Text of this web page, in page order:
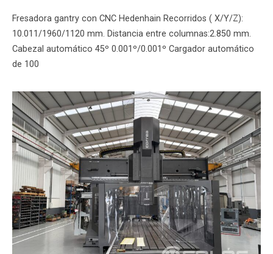
Fresadora gantry con CNC Hedenhain Recorridos ( X/Y/Z):
10.011/1960/1120 mm. Distancia entre columnas:2.850 mm.
Cabezal automático 45º 0.001º/0.001º Cargador automático
de 100